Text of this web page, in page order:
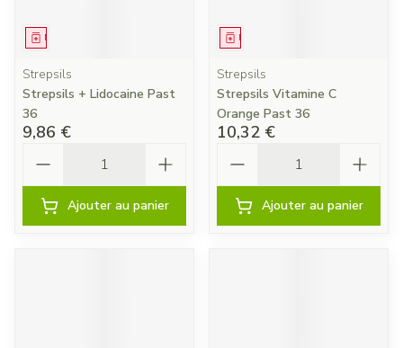
Médicament
Strepsils
Strepsils + Lidocaine Past
36
9,86 €
Ajouter au panier
Médicament
Strepsils
Strepsils Vitamine C
Orange Past 36
10,32 €
Ajouter au panier